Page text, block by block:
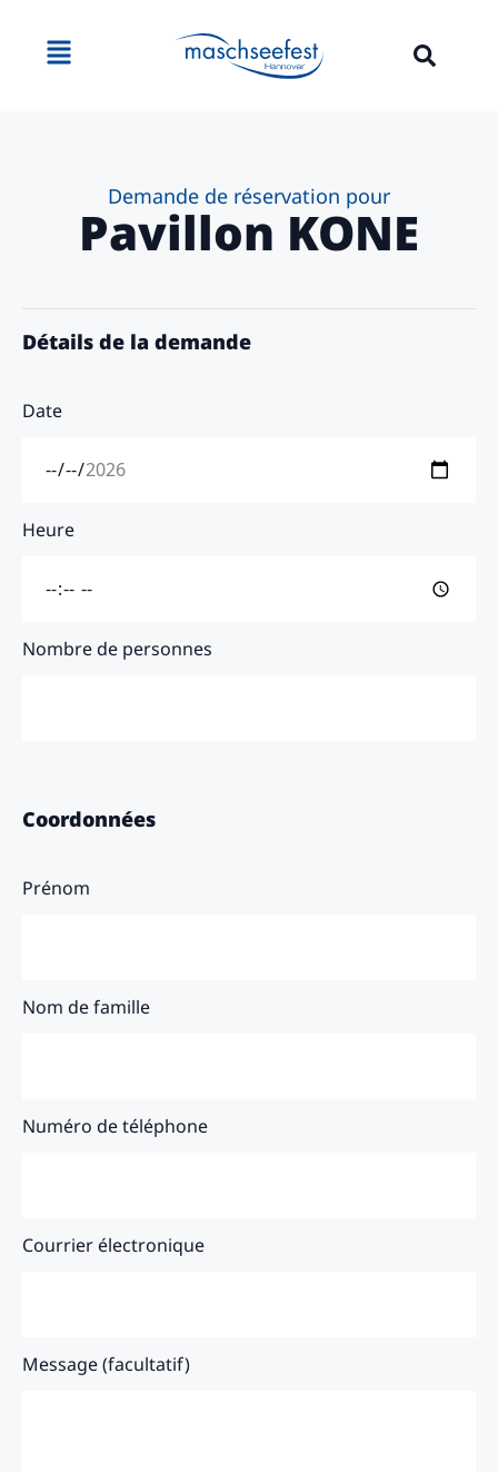
Demande de réservation pour
Pavillon KONE
Détails de la demande
Date
Heure
Nombre de personnes
Coordonnées
Prénom
Nom de famille
Numéro de téléphone
Courrier électronique
Message (facultatif)